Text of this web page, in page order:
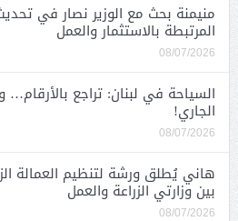
منيمنة بحث مع الوزير نصار في
المرتبطة بالاستثمار والعمل
08/07/2026
السياحة في لبنان: تراجع
الجاري!
08/07/2026
هاني يُطلق ورشة لتنظيم العمالة
بين وزارتي الزراعة والعمل
08/07/2026